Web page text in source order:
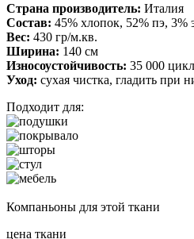
Страна производитель: Италия
Состав: 45% хлопок, 52% пэ, 3%
Вес: 430 гр/м.кв.
Ширина: 140 см
Износоустойчивость: 35 000
Уход: сухая чистка, гладить при
Подходит для:
Компаньоны для этой ткани
цена ткани